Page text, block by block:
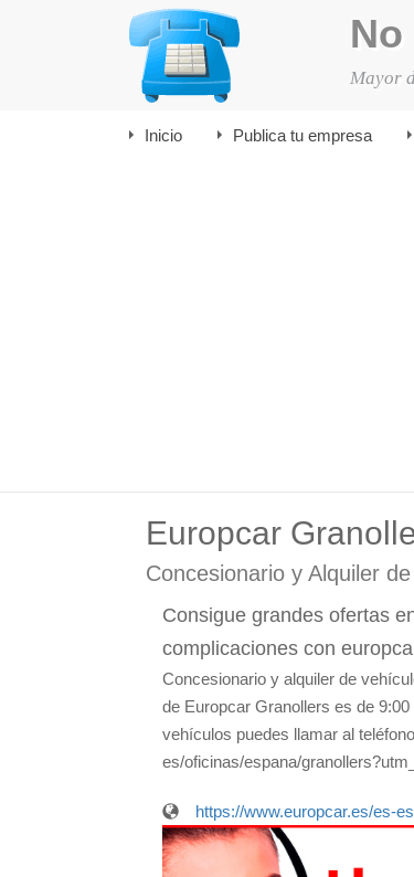
No
Mayor
Inicio Publica tu empresa
Europcar
Concesionario y Alquiler
Consigue grandes ofertas
complicaciones con
Concesionario y alquiler de
de Europcar Granollers es de
vehículos puedes llamar al
es/oficinas/espana/
https://www.europcar.es/es-